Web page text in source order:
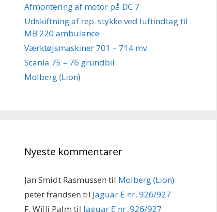
Afmontering af motor på DC 7
Udskiftning af rep. stykke ved luftindtag til
MB 220 ambulance
Værktøjsmaskiner 701 – 714 mv.
Scania 75 – 76 grundbil
Molberg (Lion)
Nyeste kommentarer
Jan Smidt Rasmussen til Molberg (Lion)
peter frandsen til Jaguar E nr. 926/927
F. Willi Palm til Jaguar E nr. 926/927